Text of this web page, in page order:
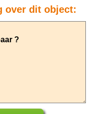
over dit object: